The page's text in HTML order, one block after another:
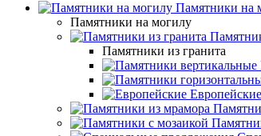
Памятники на
Памятники на могилу
Памятники из гранита
Европейские